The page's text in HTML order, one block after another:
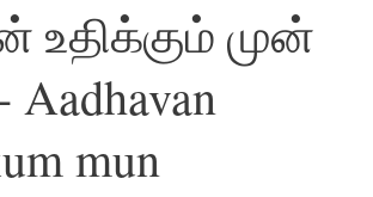
முன்
Aadhavan
mun